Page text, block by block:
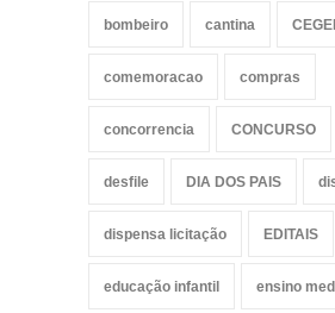
bombeiro cantina
comemoracao compras
concorrencia CONCURSO
desfile DIA DOS PAIS
dispensa licitação EDITAIS
educação infantil ensino